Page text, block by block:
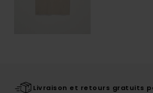
Livraison et retours gratuits